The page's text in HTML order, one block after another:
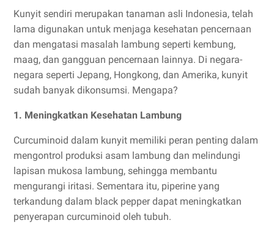
Kunyit sendiri merupakan tanaman asli Indonesia, telah
lama digunakan untuk menjaga kesehatan pencernaan
dan mengatasi masalah lambung seperti kembung,
maag, dan gangguan pencernaan lainnya. Di negara-
negara seperti Jepang, Hongkong, dan Amerika, kunyit
sudah banyak dikonsumsi. Mengapa?
1. Meningkatkan Kesehatan Lambung
Curcuminoid dalam kunyit memiliki peran penting dalam
mengontrol produksi asam lambung dan melindungi
lapisan mukosa lambung, sehingga membantu
mengurangi iritasi. Sementara itu, piperine yang
terkandung dalam black pepper dapat meningkatkan
penyerapan curcuminoid oleh tubuh.